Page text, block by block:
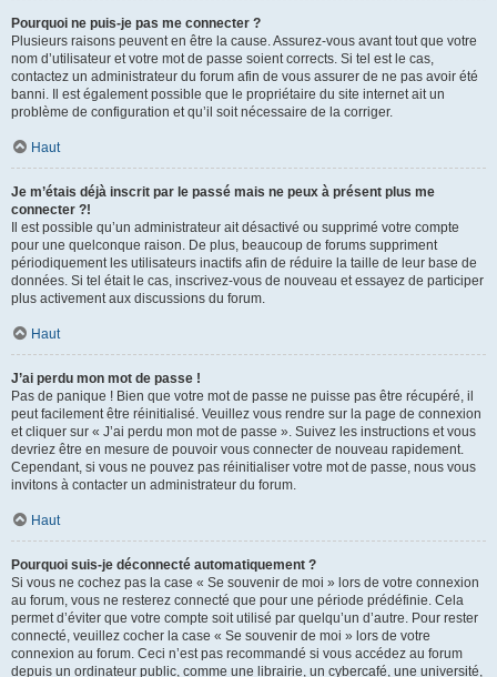
Pourquoi ne puis-je pas me connecter ?
Plusieurs raisons peuvent en être la cause. Assurez-vous avant tout que votre
nom d’utilisateur et votre mot de passe soient corrects. Si tel est le cas,
contactez un administrateur du forum afin de vous assurer de ne pas avoir été
banni. Il est également possible que le propriétaire du site internet ait un
problème de configuration et qu’il soit nécessaire de la corriger.
Haut
Je m’étais déjà inscrit par le passé mais ne peux à présent plus me
connecter ?!
Il est possible qu’un administrateur ait désactivé ou supprimé votre compte
pour une quelconque raison. De plus, beaucoup de forums suppriment
périodiquement les utilisateurs inactifs afin de réduire la taille de leur base de
données. Si tel était le cas, inscrivez-vous de nouveau et essayez de participer
plus activement aux discussions du forum.
Haut
J’ai perdu mon mot de passe !
Pas de panique ! Bien que votre mot de passe ne puisse pas être récupéré, il
peut facilement être réinitialisé. Veuillez vous rendre sur la page de connexion
et cliquer sur « J’ai perdu mon mot de passe ». Suivez les instructions et vous
devriez être en mesure de pouvoir vous connecter de nouveau rapidement.
Cependant, si vous ne pouvez pas réinitialiser votre mot de passe, nous vous
invitons à contacter un administrateur du forum.
Haut
Pourquoi suis-je déconnecté automatiquement ?
Si vous ne cochez pas la case « Se souvenir de moi » lors de votre connexion
au forum, vous ne resterez connecté que pour une période prédéfinie. Cela
permet d’éviter que votre compte soit utilisé par quelqu’un d’autre. Pour rester
connecté, veuillez cocher la case « Se souvenir de moi » lors de votre
connexion au forum. Ceci n’est pas recommandé si vous accédez au forum
depuis un ordinateur public, comme une librairie, un cybercafé, une université,